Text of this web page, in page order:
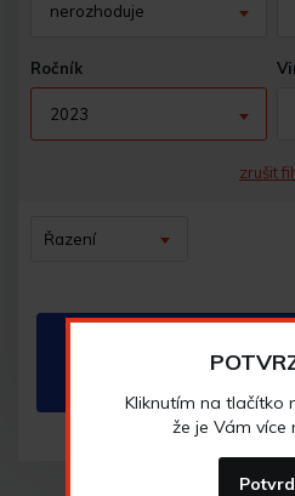
nerozhoduje
Ročník
2023
zrušit
Řazení
Vybrané kombinaci
Zkuste pozměnit
Kliknutím na tlačítko
že je Vám více